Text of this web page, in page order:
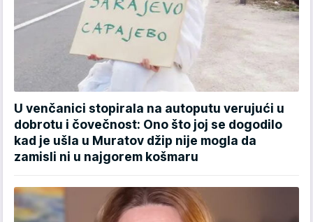
U venčanici stopirala na autoputu verujući u
dobrotu i čovečnost: Ono što joj se dogodilo
kad je ušla u Muratov džip nije mogla da
zamisli ni u najgorem košmaru